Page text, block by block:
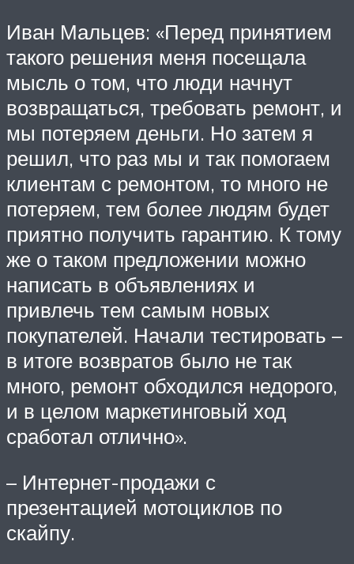
Иван Мальцев: «Перед принятием
такого решения меня посещала
мысль о том, что люди начнут
возвращаться, требовать ремонт, и
мы потеряем деньги. Но затем я
решил, что раз мы и так помогаем
клиентам с ремонтом, то много не
потеряем, тем более людям будет
приятно получить гарантию. К тому
же о таком предложении можно
написать в объявлениях и
привлечь тем самым новых
покупателей. Начали тестировать –
в итоге возвратов было не так
много, ремонт обходился недорого,
и в целом маркетинговый ход
сработал отлично».
– Интернет-продажи с
презентацией мотоциклов по
скайпу.